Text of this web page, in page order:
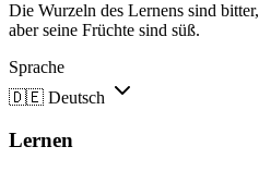
Die Wurzeln des Lernens sind bitter,
aber seine Früchte sind süß.
Sprache
🇩🇪 Deutsch
Lernen